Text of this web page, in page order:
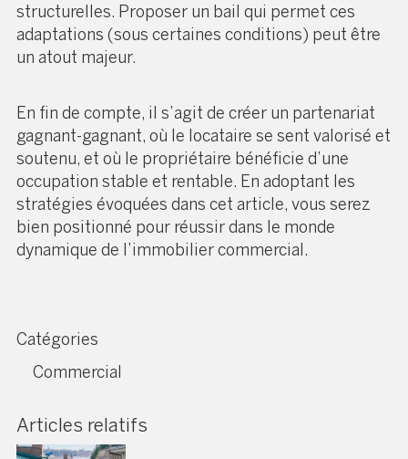
structurelles. Proposer un bail qui permet ces
adaptations (sous certaines conditions) peut être
un atout majeur.
En fin de compte, il s’agit de créer un partenariat
gagnant-gagnant, où le locataire se sent valorisé et
soutenu, et où le propriétaire bénéficie d’une
occupation stable et rentable. En adoptant les
stratégies évoquées dans cet article, vous serez
bien positionné pour réussir dans le monde
dynamique de l’immobilier commercial.
Catégories
Commercial
Articles relatifs